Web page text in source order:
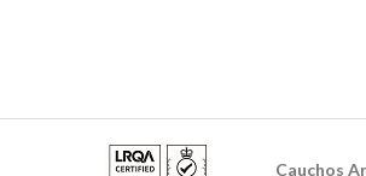
Cauchos